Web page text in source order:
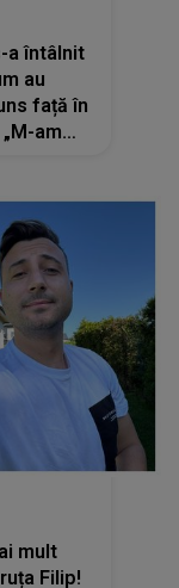
a întâlnit
au
față în
am
mult
Filip!